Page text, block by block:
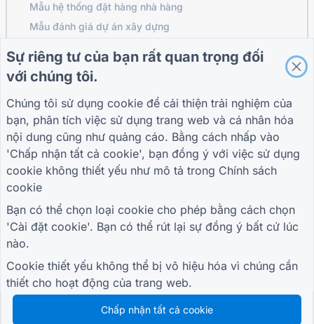
Mẫu hệ thống đặt hàng nhà hàng
Mẫu đánh giá dự án xây dựng
Mẫu đánh giá nhà cung cấp dịch vụ Logistics
Mẫu yêu cầu dịch vụ cho các tiện ích
Biểu mẫu tương tác với khách hàng
THAM GIA CỘNG ĐỒNG
HƯỚNG DẪN
Trung tâm trợ giúp
Blog
TIGER FORM Hướng
CÔNG TY
Về chúng tôi
Liên hệ với chúng tôi
ĐIỀU KHOẢN
Điều khoản
Chính sách bảo mật
© 2026 QR Form Generator. All rights reserved.
Sự riêng tư của bạn rất quan trọng đối
với chúng tôi.
Chúng tôi sử dụng cookie để cải thiện trải nghiệm của
bạn, phân tích việc sử dụng trang web và cá nhân hóa
nội dung cũng như quảng cáo. Bằng cách nhấp vào
'Chấp nhận tất cả cookie', bạn đồng ý với việc sử dụng
cookie không thiết yếu như mô tả trong Chính sách
cookie
Bạn có thể chọn loại cookie cho phép bằng cách chọn
'Cài đặt cookie'. Bạn có thể rút lại sự đồng ý bất cứ lúc
nào.
Cookie thiết yếu không thể bị vô hiệu hóa vì chúng cần
thiết cho hoạt động của trang web.
Chấp nhận tất cả cookie